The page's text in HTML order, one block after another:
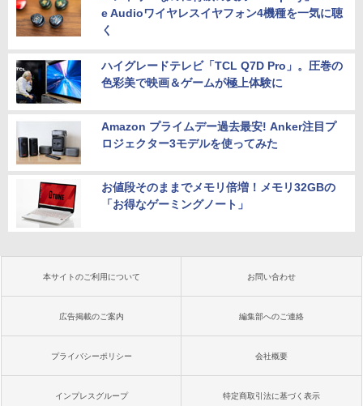
e Audioワイヤレスイヤフォン4機種を一気に聴
く
ハイグレードテレビ「TCL Q7D Pro」。圧巻の
色彩美で映画＆ゲームが極上体験に
Amazon プライムデー過去最安! Anker注目プ
ロジェクター3モデルを使ってみた
お値段そのままでメモリ倍増！メモリ32GBの
「お得なゲーミングノート」
本サイトのご利用について お問い合わせ
広告掲載のご案内 編集部へのご連絡
プライバシーポリシー 会社概要
インプレスグループ 特定商取引法に基づく表示